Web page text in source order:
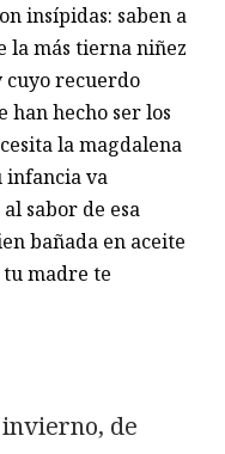
insípidas: saben a
la más tierna niñez
cuyo recuerdo
han hecho ser los
la magdalena
infancia va
sabor de esa
bañada en aceite
madre te
de